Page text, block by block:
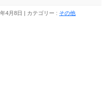
4月8日 カテゴリー : その他